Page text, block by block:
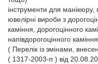
інструменти для
ювелірні вироби з
каміння, дорогоцінного
напівдорогоцінного каміння
( Перелік із змінами,
( 1317-2003-п ) від